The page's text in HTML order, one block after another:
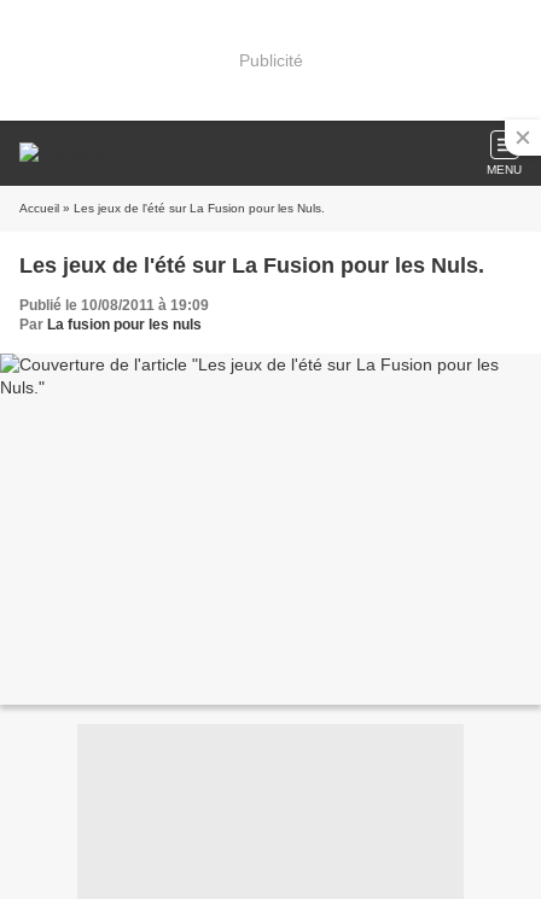
Publicité
MENU
Accueil » Les jeux de l'été sur La Fusion pour les Nuls.
Les jeux de l'été sur La Fusion pour les Nuls.
Publié le 10/08/2011 à 19:09
Par La fusion pour les nuls